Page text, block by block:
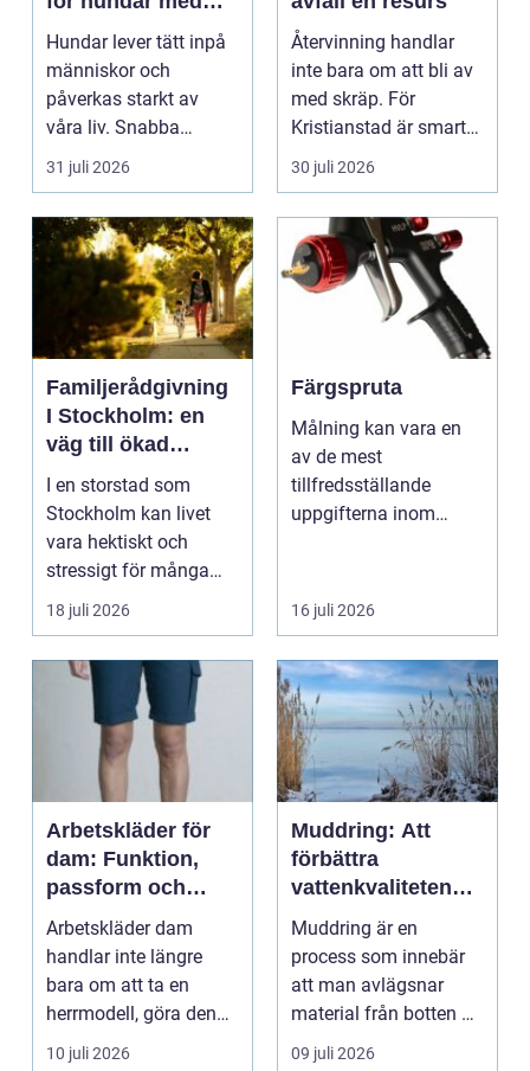
stress och oro
Hundar lever tätt inpå
människor och
påverkas starkt av
våra liv. Snabba
förändringar, höga ljud,
en...
31 juli 2026
Återvinning handlar
inte bara om att bli av
med skräp. För
Kristianstad är smart
avfallshantering en...
30 juli 2026
Familjerådgivning
I Stockholm: en
väg till ökad
harmoni och
förståelse
I en storstad som
Stockholm kan livet
vara hektiskt och
stressigt för många
familjer. Kon...
18 juli 2026
Färgspruta
Målning kan vara en
av de mest
tillfredsställande
uppgifterna inom
16 juli 2026
Arbetskläder för
dam: Funktion,
passform och
hållbarhet i fokus
Arbetskläder dam
handlar inte längre
bara om att ta en
herrmodell, göra den
mindre oc...
10 juli 2026
Muddring: Att
förbättra
vattenkvaliteten
och möjliggöra
navigering
Muddring är en
process som innebär
att man avlägsnar
material från botten av
en...
09 juli 2026